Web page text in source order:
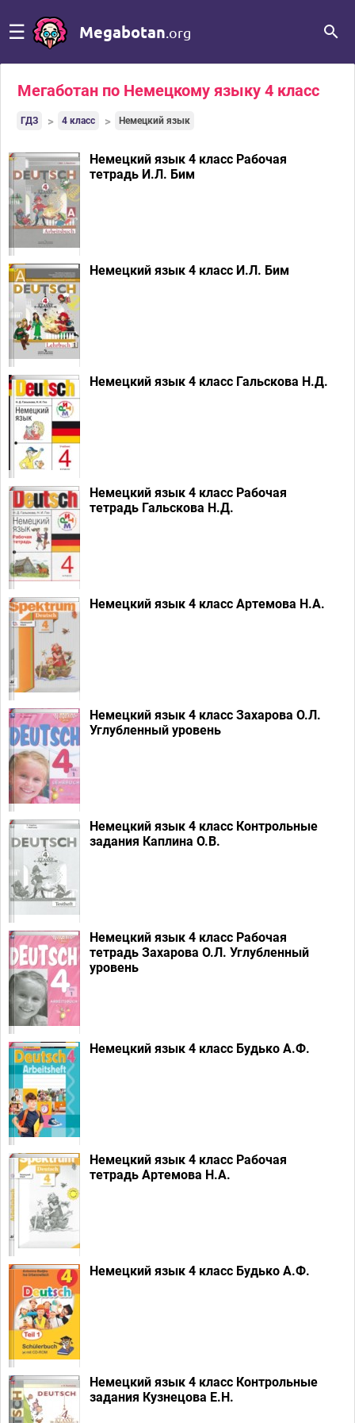
☰ Megabotan .org
Мегаботан по Немецкому языку 4 класс
ГДЗ 4 класс Немецкий язык
Немецкий язык 4 класс Рабочая
тетрадь И.Л. Бим
Немецкий язык 4 класс И.Л. Бим
Немецкий язык 4 класс Гальскова Н.Д.
Немецкий язык 4 класс Рабочая
тетрадь Гальскова Н.Д.
Немецкий язык 4 класс Артемова Н.А.
Немецкий язык 4 класс Захарова О.Л.
Углубленный уровень
Немецкий язык 4 класс Контрольные
задания Каплина О.В.
Немецкий язык 4 класс Рабочая
тетрадь Захарова О.Л. Углубленный
уровень
Немецкий язык 4 класс Будько А.Ф.
Немецкий язык 4 класс Рабочая
тетрадь Артемова Н.А.
Немецкий язык 4 класс Будько А.Ф.
Немецкий язык 4 класс Контрольные
задания Кузнецова Е.Н.